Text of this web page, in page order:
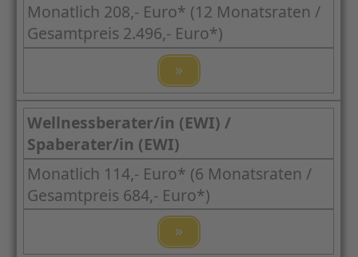
Monatlich 208,- Euro* (12 Monatsraten /
Gesamtpreis 2.496,- Euro*)
»
Wellnessberater/in (EWI) /
Spaberater/in (EWI)
Monatlich 114,- Euro* (6 Monatsraten /
Gesamtpreis 684,- Euro*)
»